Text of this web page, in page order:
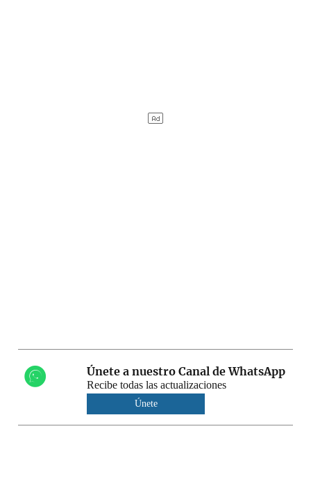
Únete a nuestro Canal de WhatsApp
Recibe todas las actualizaciones
Únete